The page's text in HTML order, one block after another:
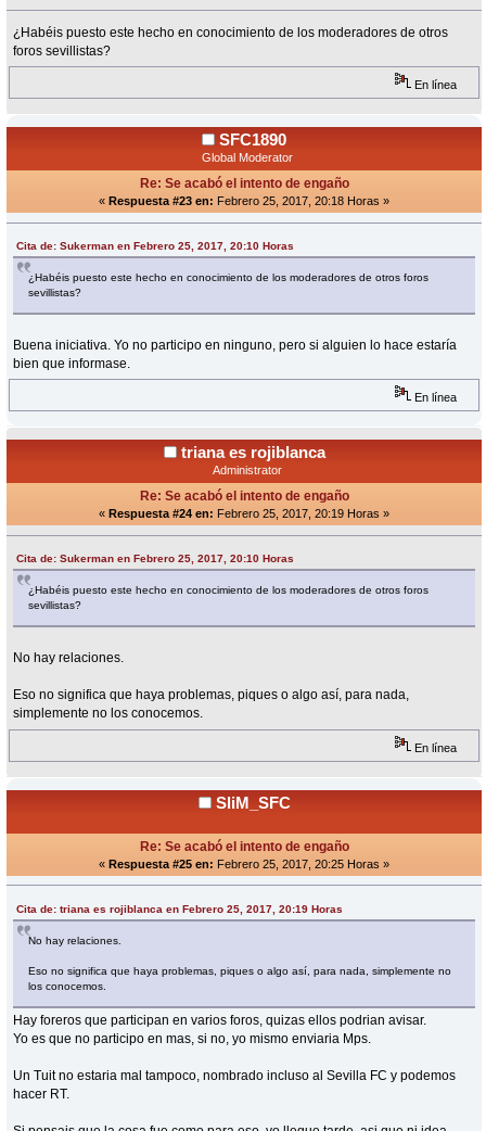
¿Habéis puesto este hecho en conocimiento de los moderadores de otros
foros sevillistas?
En línea
SFC1890
Global Moderator
Re: Se acabó el intento de engaño
« Respuesta #23 en: Febrero 25, 2017, 20:18 Horas »
Cita de: Sukerman en Febrero 25, 2017, 20:10 Horas
¿Habéis puesto este hecho en conocimiento de los moderadores de otros foros
sevillistas?
Buena iniciativa. Yo no participo en ninguno, pero si alguien lo hace estaría
bien que informase.
En línea
triana es rojiblanca
Administrator
Re: Se acabó el intento de engaño
« Respuesta #24 en: Febrero 25, 2017, 20:19 Horas »
Cita de: Sukerman en Febrero 25, 2017, 20:10 Horas
¿Habéis puesto este hecho en conocimiento de los moderadores de otros foros
sevillistas?
No hay relaciones.
Eso no significa que haya problemas, piques o algo así, para nada,
simplemente no los conocemos.
En línea
SliM_SFC
Re: Se acabó el intento de engaño
« Respuesta #25 en: Febrero 25, 2017, 20:25 Horas »
Cita de: triana es rojiblanca en Febrero 25, 2017, 20:19 Horas
No hay relaciones.
Eso no significa que haya problemas, piques o algo así, para nada, simplemente no
los conocemos.
Hay foreros que participan en varios foros, quizas ellos podrian avisar.
Yo es que no participo en mas, si no, yo mismo enviaria Mps.
Un Tuit no estaria mal tampoco, nombrado incluso al Sevilla FC y podemos
hacer RT.